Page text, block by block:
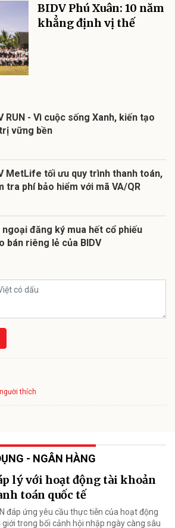
BIDV Phú Xuân: 10 năm
khẳng định vị thế
RUN - Vì cuộc sống Xanh, kiến tạo
vững bền
MetLife tối ưu quy trình thanh toán,
tra phí bảo hiểm với mã VA/QR
ngoại đăng ký mua hết cổ phiếu
bán riêng lẻ của BIDV
thích
- NGÂN HÀNG
lý với hoạt động tài khoản
toán quốc tế
đáp ứng yêu cầu thực tiễn của hoạt động
trong bối cảnh hội nhập ngày càng sâu